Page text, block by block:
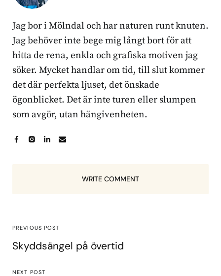
Jag bor i Mölndal och har naturen runt knuten.
Jag behöver inte bege mig långt bort för att
hitta de rena, enkla och grafiska motiven jag
söker. Mycket handlar om tid, till slut kommer
det där perfekta ljuset, det önskade
ögonblicket. Det är inte turen eller slumpen
som avgör, utan hängivenheten.
WRITE COMMENT
PREVIOUS POST
Skyddsängel på övertid
NEXT POST